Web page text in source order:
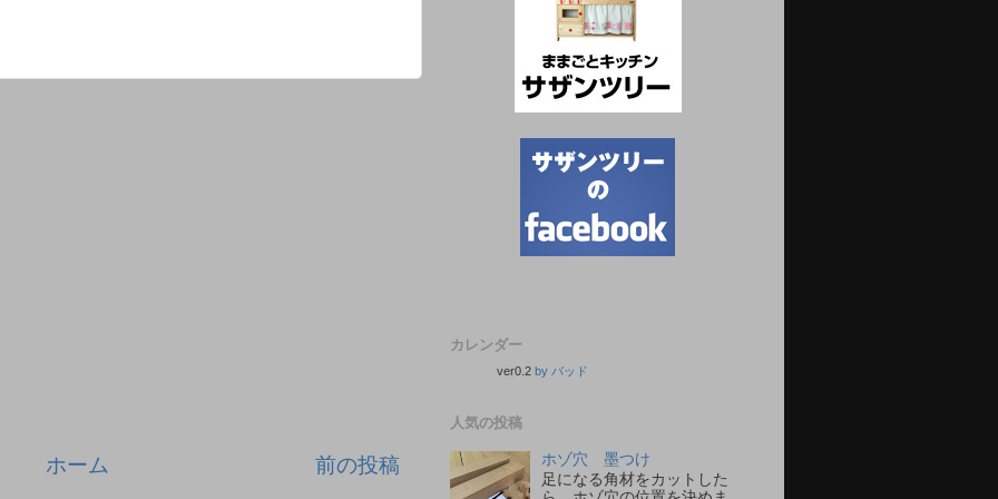
前の投稿
ホーム
カレンダー
ver0.2 by バッド
人気の投稿
ホゾ穴 墨つけ
足になる角材をカットした